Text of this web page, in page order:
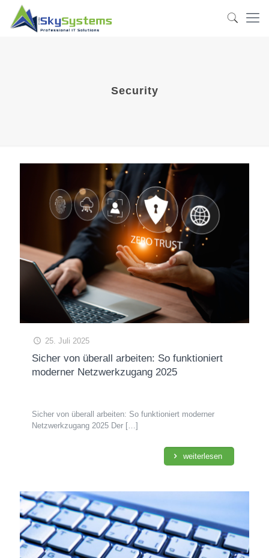
Security
25. Juli 2025
Sicher von überall arbeiten: So funktioniert
moderner Netzwerkzugang 2025
Sicher von überall arbeiten: So funktioniert moderner
Netzwerkzugang 2025 Der […]
weiterlesen